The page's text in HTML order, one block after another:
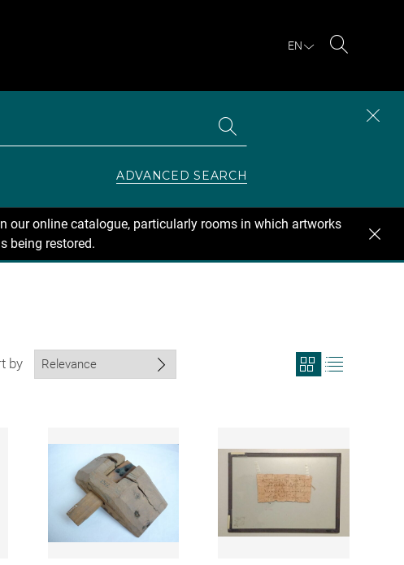
EN
ADVANCED SEARCH
our online catalogue, particularly rooms in which artworks
being restored.
by
View
search